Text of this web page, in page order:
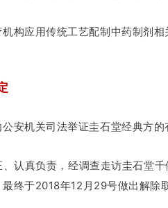
构应用传统工艺配制中药制剂
安机关司法举证圭石堂经典方
认真负责，经调查走访圭石堂
终于2018年12月29号做出解除